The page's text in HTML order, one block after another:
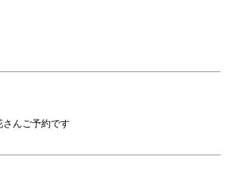
さんご予約です